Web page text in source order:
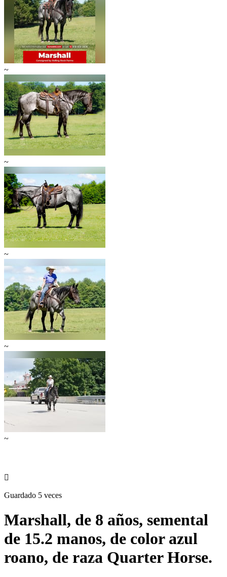
~
~
~
~
~

Guardado 5 veces
Marshall, de 8 años, semental
de 15.2 manos, de color azul
roano, de raza Quarter Horse.